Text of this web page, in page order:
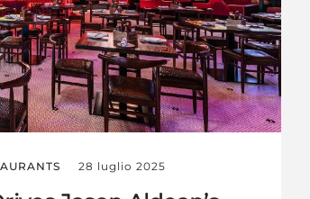
28 luglio 2025